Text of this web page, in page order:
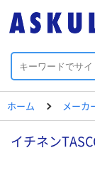
ホーム メーカ
イチネン